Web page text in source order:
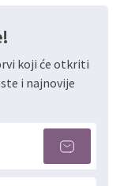
koji će otkriti
i najnovije